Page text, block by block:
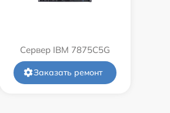
Сервер IBM 7875C5G
Заказать ремонт